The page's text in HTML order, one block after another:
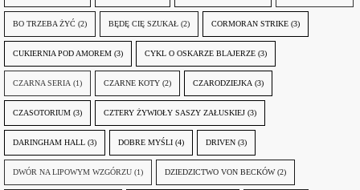
BO TRZEBA ŻYĆ (2) BĘDĘ CIĘ SZUKAŁ (2) CORMORAN STRIKE (3)
CUKIERNIA POD AMOREM (3) CYKL O OSKARZE BLAJERZE (3)
CZARNA SERIA (1) CZARNE KOTY (2) CZARODZIEJKA (3)
CZASOTORIUM (3) CZTERY ŻYWIOŁY SASZY ZAŁUSKIEJ (3)
DARINGHAM HALL (3) DOBRE MYŚLI (4) DRIVEN (3)
DWÓR NA LIPOWYM WZGÓRZU (1) DZIEDZICTWO VON BECKÓW (2)